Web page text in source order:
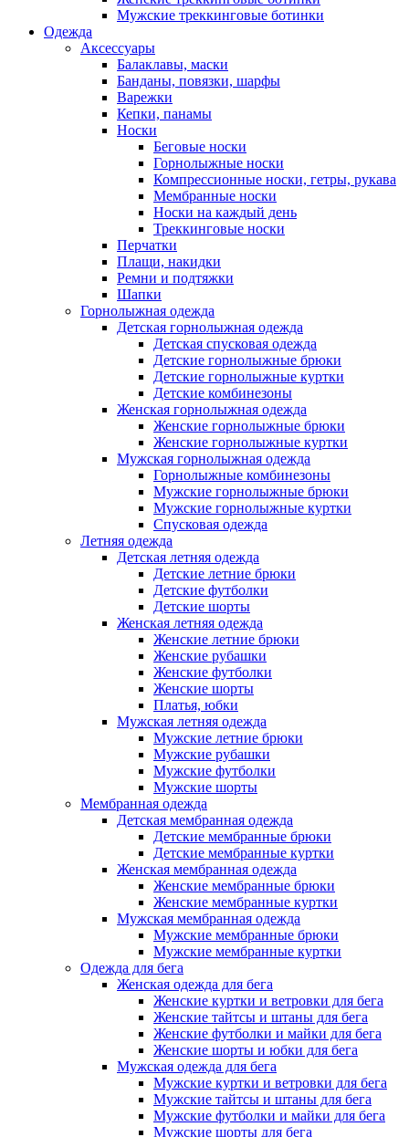
Мужские треккинговые ботинки
Одежда
Аксессуары
Балаклавы, маски
Банданы, повязки, шарфы
Варежки
Кепки, панамы
Носки
Беговые носки
Горнолыжные носки
Компрессионные носки, гетры, рукава
Мембранные носки
Носки на каждый день
Треккинговые носки
Перчатки
Плащи, накидки
Ремни и подтяжки
Шапки
Горнолыжная одежда
Детская горнолыжная одежда
Детская спусковая одежда
Детские горнолыжные брюки
Детские горнолыжные куртки
Детские комбинезоны
Женская горнолыжная одежда
Женские горнолыжные брюки
Женские горнолыжные куртки
Мужская горнолыжная одежда
Горнолыжные комбинезоны
Мужские горнолыжные брюки
Мужские горнолыжные куртки
Спусковая одежда
Летняя одежда
Детская летняя одежда
Детские летние брюки
Детские футболки
Детские шорты
Женская летняя одежда
Женские летние брюки
Женские рубашки
Женские футболки
Женские шорты
Платья, юбки
Мужская летняя одежда
Мужские летние брюки
Мужские рубашки
Мужские футболки
Мужские шорты
Мембранная одежда
Детская мембранная одежда
Детские мембранные брюки
Детские мембранные куртки
Женская мембранная одежда
Женские мембранные брюки
Женские мембранные куртки
Мужская мембранная одежда
Мужские мембранные брюки
Мужские мембранные куртки
Одежда для бега
Женская одежда для бега
Женские куртки и ветровки для бега
Женские тайтсы и штаны для бега
Женские футболки и майки для бега
Женские шорты и юбки для бега
Мужская одежда для бега
Мужские куртки и ветровки для бега
Мужские тайтсы и штаны для бега
Мужские футболки и майки для бега
Мужские шорты для бега